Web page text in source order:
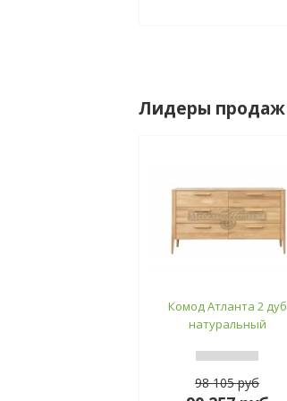
Лидеры продаж
Комод Атланта 2 дуб
натуральный
98 105 руб